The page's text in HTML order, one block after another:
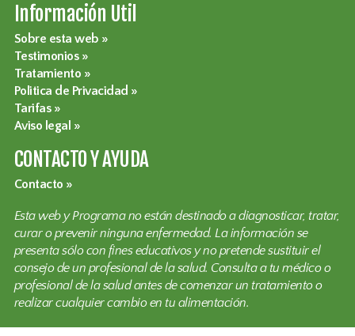
Información Util
Sobre esta web
Testimonios
Tratamiento
Politica de Privacidad
Tarifas
Aviso legal
CONTACTO Y AYUDA
Contacto
Esta web y Programa no están destinado a diagnosticar, tratar,
curar o prevenir ninguna enfermedad. La información se
presenta sólo con fines educativos y no pretende sustituir el
consejo de un profesional de la salud. Consulta a tu médico o
profesional de la salud antes de comenzar un tratamiento o
realizar cualquier cambio en tu alimentación.